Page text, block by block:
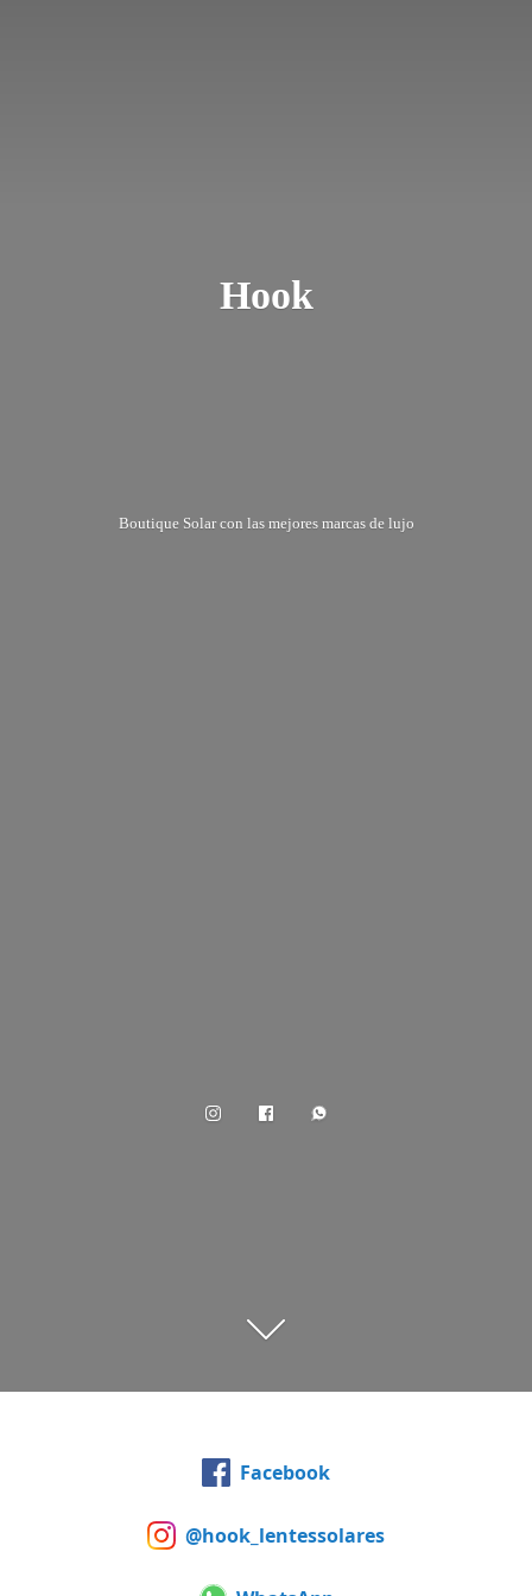
Hook
Boutique Solar con las mejores marcas de lujo
Facebook
@hook_lentessolares